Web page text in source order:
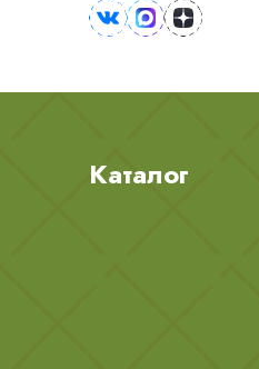
Каталог